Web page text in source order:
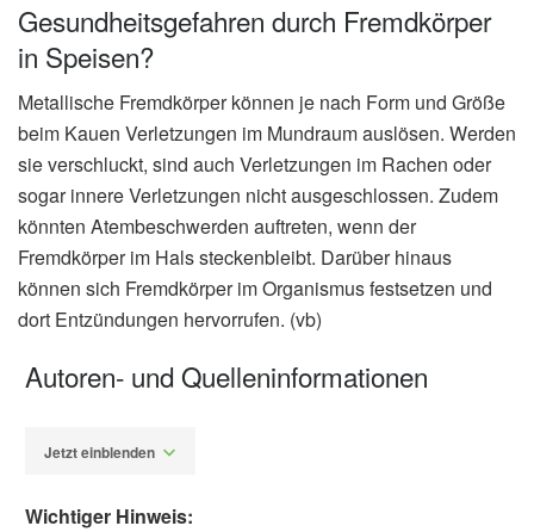
Gesundheitsgefahren durch Fremdkörper
in Speisen?
Metallische Fremdkörper können je nach Form und Größe
beim Kauen Verletzungen im Mundraum auslösen. Werden
sie verschluckt, sind auch Verletzungen im Rachen oder
sogar innere Verletzungen nicht ausgeschlossen. Zudem
könnten Atembeschwerden auftreten, wenn der
Fremdkörper im Hals steckenbleibt. Darüber hinaus
können sich Fremdkörper im Organismus festsetzen und
dort Entzündungen hervorrufen. (vb)
Autoren- und Quelleninformationen
Jetzt einblenden
Wichtiger Hinweis: